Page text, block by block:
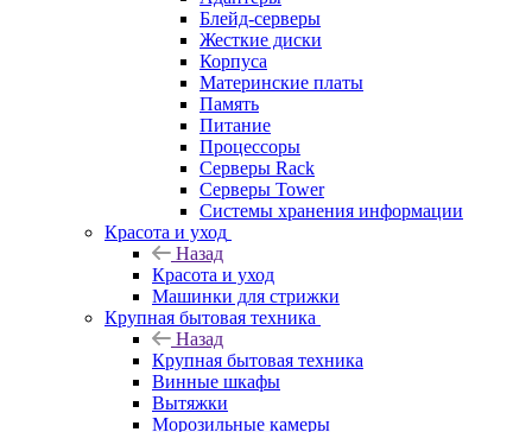
Блейд-серверы
Жесткие диски
Корпуса
Материнские платы
Память
Питание
Процессоры
Серверы Rack
Серверы Tower
Системы хранения информации
Красота и уход
Назад
Красота и уход
Машинки для стрижки
Крупная бытовая техника
Назад
Крупная бытовая техника
Винные шкафы
Вытяжки
Морозильные камеры